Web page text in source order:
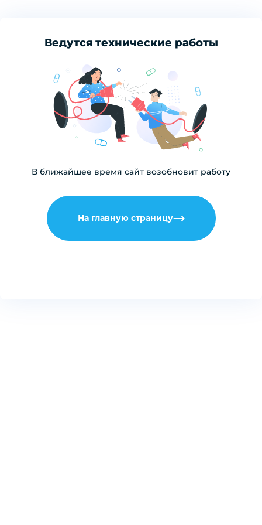
Ведутся технические работы
В ближайшее время сайт возобновит работу
На главную страницу